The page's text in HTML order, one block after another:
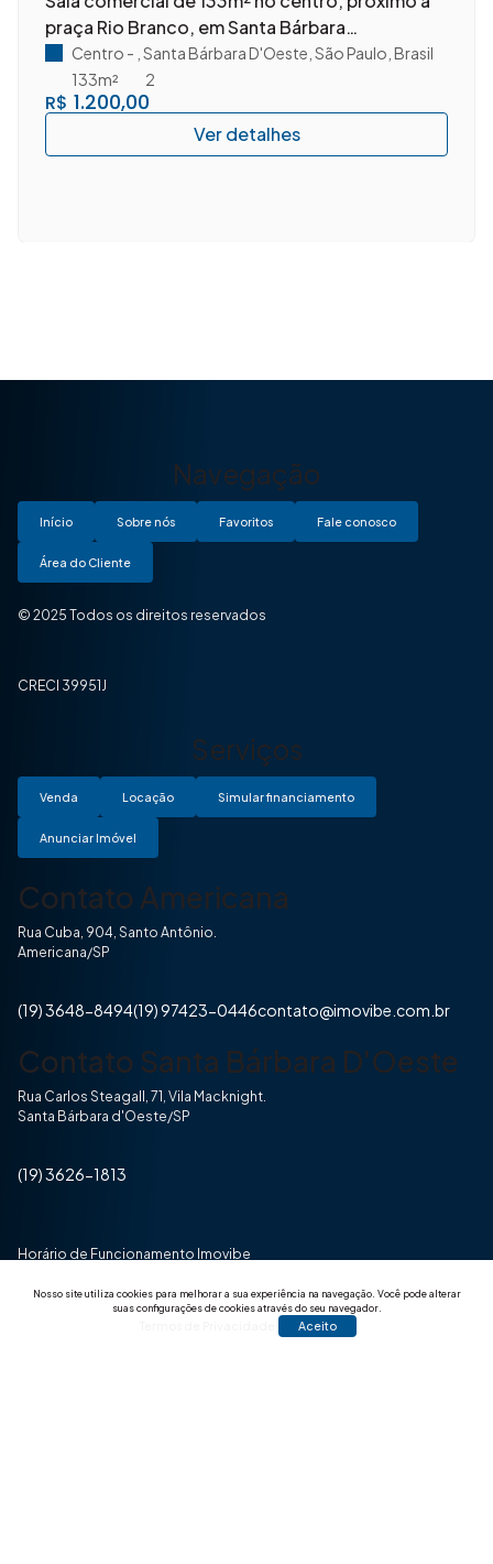
Nosso site utiliza cookies para melhorar a sua experiência na navegação. Você pode alterar
suas configurações de cookies através do seu navegador.
Aceito
praça Rio Branco, em Santa Bárbara
D'Oeste/SP.
R$ 1.200,00
Centro Santa Bárbara D'Oeste São Paulo Brasil
2
133m²
Navegação
Início Sobre nós Favoritos Fale conosco
Área do Cliente
© 2025 Todos os direitos reservados
CRECI 39951J
Serviços
Venda Locação Simular financiamento
Anunciar Imóvel
Contato Americana
Rua Cuba, 904, Santo Antônio.
Americana/SP
(19) 3648-8494(19) 97423-0446contato@imovibe.com.br
Contato Santa Bárbara D'Oeste
Rua Carlos Steagall, 71, Vila Macknight.
Santa Bárbara d'Oeste/SP
(19) 3626-1813
Horário de Funcionamento Imovibe
Seg a Sexta das 8hrs às 17h30min